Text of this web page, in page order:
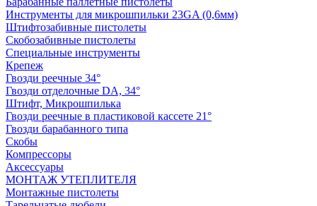
Инструменты для микрошпильки 23GA (0,6мм)
Штифтозабивные пистолеты
Скобозабивные пистолеты
Специальные инструменты
Крепеж
Гвозди реечные 34°
Гвозди отделочные DA, 34°
Штифт, Микрошпилька
Гвозди реечные в пластиковой кассете 21°
Гвозди барабанного типа
Скобы
Компрессоры
Аксессуары
МОНТАЖ УТЕПЛИТЕЛЯ
Монтажные пистолеты